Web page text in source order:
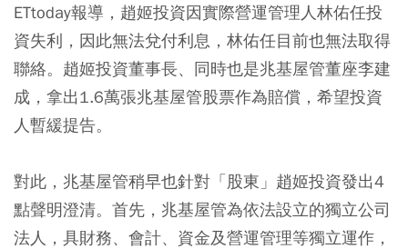
ETtoday報導，趙姬投資因實際營運管理人林佑任投
資失利，因此無法兌付利息，林佑任目前也無法取得
聯絡。趙姬投資董事長、同時也是兆基屋管董座李建
成，拿出1.6萬張兆基屋管股票作為賠償，希望投資
人暫緩提告。
對此，兆基屋管稍早也針對「股東」趙姬投資發出4
點聲明澄清。首先，兆基屋管為依法設立的獨立公司
法人，具財務、會計、資金及營運管理等獨立運作，